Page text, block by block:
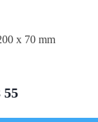
x 70 mm
55